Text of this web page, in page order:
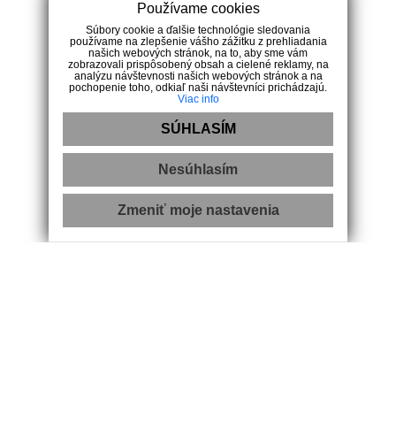
Navigácia
Služby
Nehnuteľnosti
Reklamačný poriadok
Etický kódex
VOP
Kontakt
Kontakt
Kvetná 1505/4D, 90041 Rovinka
Používame cookies
Súbory cookie a ďalšie technológie sledovania
používame na zlepšenie vášho zážitku z prehliadania
našich webových stránok, na to, aby sme vám
zobrazovali prispôsobený obsah a cielené reklamy, na
analýzu návštevnosti našich webových stránok a na
pochopenie toho, odkiaľ naši návštevníci prichádzajú.
Viac info
SÚHLASÍM
Nesúhlasím
Zmeniť moje nastavenia